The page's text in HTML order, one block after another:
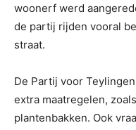
woonerf werd
de partij rijden vooral
straat.
De Partij voor
extra maatregelen,
plantenbakken. Ook